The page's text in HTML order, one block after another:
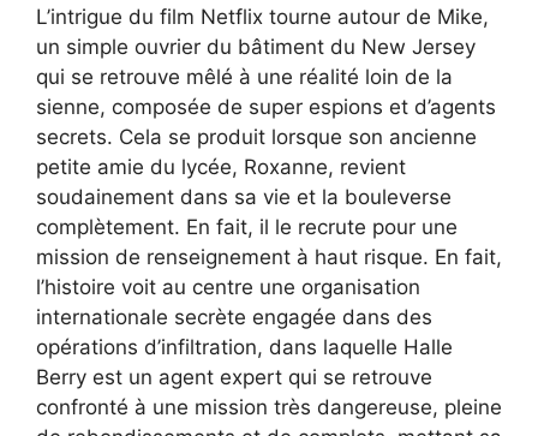
L’intrigue du film Netflix tourne autour de Mike,
un simple ouvrier du bâtiment du New Jersey
qui se retrouve mêlé à une réalité loin de la
sienne, composée de super espions et d’agents
secrets. Cela se produit lorsque son ancienne
petite amie du lycée, Roxanne, revient
soudainement dans sa vie et la bouleverse
complètement. En fait, il le recrute pour une
mission de renseignement à haut risque. En fait,
l’histoire voit au centre une organisation
internationale secrète engagée dans des
opérations d’infiltration, dans laquelle Halle
Berry est un agent expert qui se retrouve
confronté à une mission très dangereuse, pleine